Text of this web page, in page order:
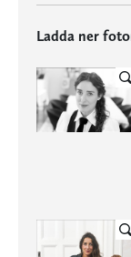
Ladda ner